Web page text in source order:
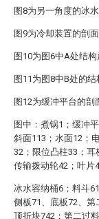
图8为另一角度的冰
图9为冷却装置的剖
图10为图6中A处结构
图11为图8中B处的结
图12为缓冲平台的剖
图中：煮锅1；缓冲
斜面113；水面12；
32；限位凸柱33；耳
传输拨动轮42；叶片
冰水容纳桶6；料斗
侧板71、底板72、第
顶折块742；第二过